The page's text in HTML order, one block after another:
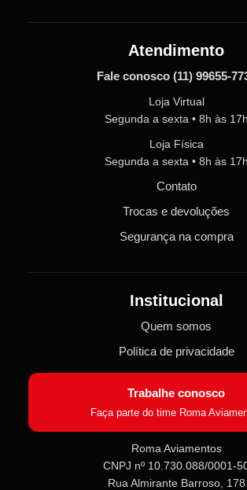
Roma Aviamentos
Atendimento
Fale conosco (11) 99655-
Loja Virtual
Segunda a sexta • 8h às 17h
Loja Física
Segunda a sexta • 8h às 17h
Contato
Trocas e devoluções
Segurança na compra
Institucional
Quem somos
Política de privacidade
Trabalhe conosco
Faça parte do time Roma
Roma Aviamentos
CNPJ nº 10.730.088/0001-
Rua Almirante Barroso, 178